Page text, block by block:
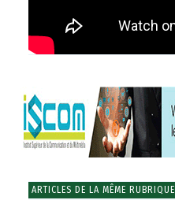
ARTICLES DE LA MÊME RUBRIQUE